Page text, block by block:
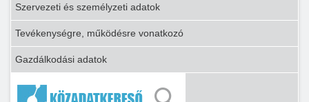
Szervezeti és személyzeti adatok
Tevékenységre, működésre vonatkozó
Gazdálkodási adatok